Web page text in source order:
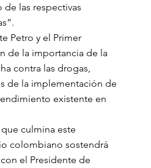
las respectivas
Petro y el Primer
de la importancia de la
contra las drogas,
de la implementación de
existente en
culmina este
colombiano sostendrá
el Presidente de